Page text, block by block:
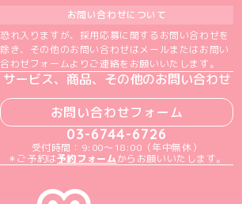
お問い合わせについて
恐れ入りますが、採用応募に関するお問い合わせを
除き、その他のお問い合わせはメールまたはお問い
合わせフォームよりご連絡をお願いいたします。
サービス、商品、その他のお問い合わせ
お問い合わせフォーム
03-6744-6726
受付時間：9:00～18:00（年中無休）
＊ご予約は予約フォームからお願いいたします。